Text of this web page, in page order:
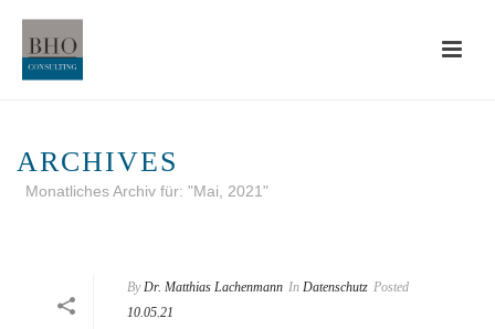
ARCHIVES
Monatliches Archiv für: "Mai, 2021"
By Dr. Matthias Lachenmann In Datenschutz Posted
10.05.21